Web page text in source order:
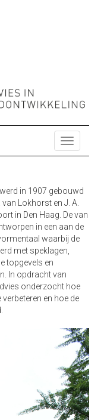
MONUMENTEN
T
o
l
e
n
a
v
i
a
t
i
n
in 1907 gebouwd
Lokhorst en J. A.
in Den Haag. De van
in een aan de
waarbij de
met speklagen,
topgevels en
In opdracht van
onderzocht hoe
en hoe de